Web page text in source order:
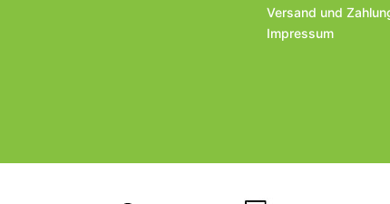
Versand und
Impressum